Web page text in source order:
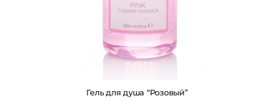
Гель для душа “Розовый”